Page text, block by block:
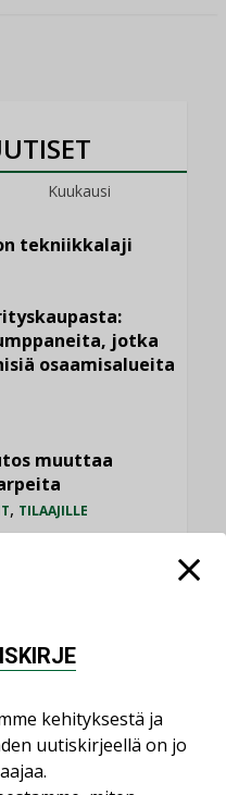
Kuukausi
tekniikkalaji
jotka
osaamisalueita
muuttaa
, TILAAJILLE
koulujen
kehityksestä ja
uutiskirjeellä on jo